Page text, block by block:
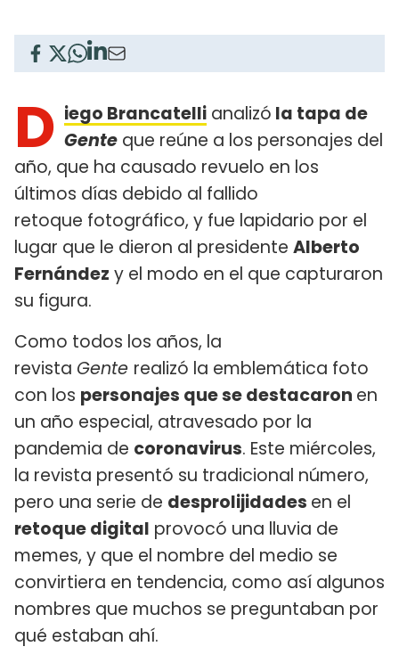
D iego Brancatelli analizó la tapa de
Gente que reúne a los personajes del
año, que ha causado revuelo en los
últimos días debido al fallido
retoque fotográfico, y fue lapidario por el
lugar que le dieron al presidente Alberto
Fernández y el modo en el que capturaron
su figura.
Como todos los años, la
revista Gente realizó la emblemática foto
con los personajes que se destacaron en
un año especial, atravesado por la
pandemia de coronavirus. Este miércoles,
la revista presentó su tradicional número,
pero una serie de desprolijidades en el
retoque digital provocó una lluvia de
memes, y que el nombre del medio se
convirtiera en tendencia, como así algunos
nombres que muchos se preguntaban por
qué estaban ahí.